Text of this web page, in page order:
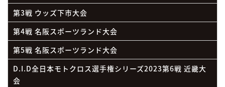
第3戦 ウッズ下市大会
第4戦 名阪スポーツランド大会
第5戦 名阪スポーツランド大会
D.I.D全日本モトクロス選手権シリーズ2023第6戦 近畿大
会